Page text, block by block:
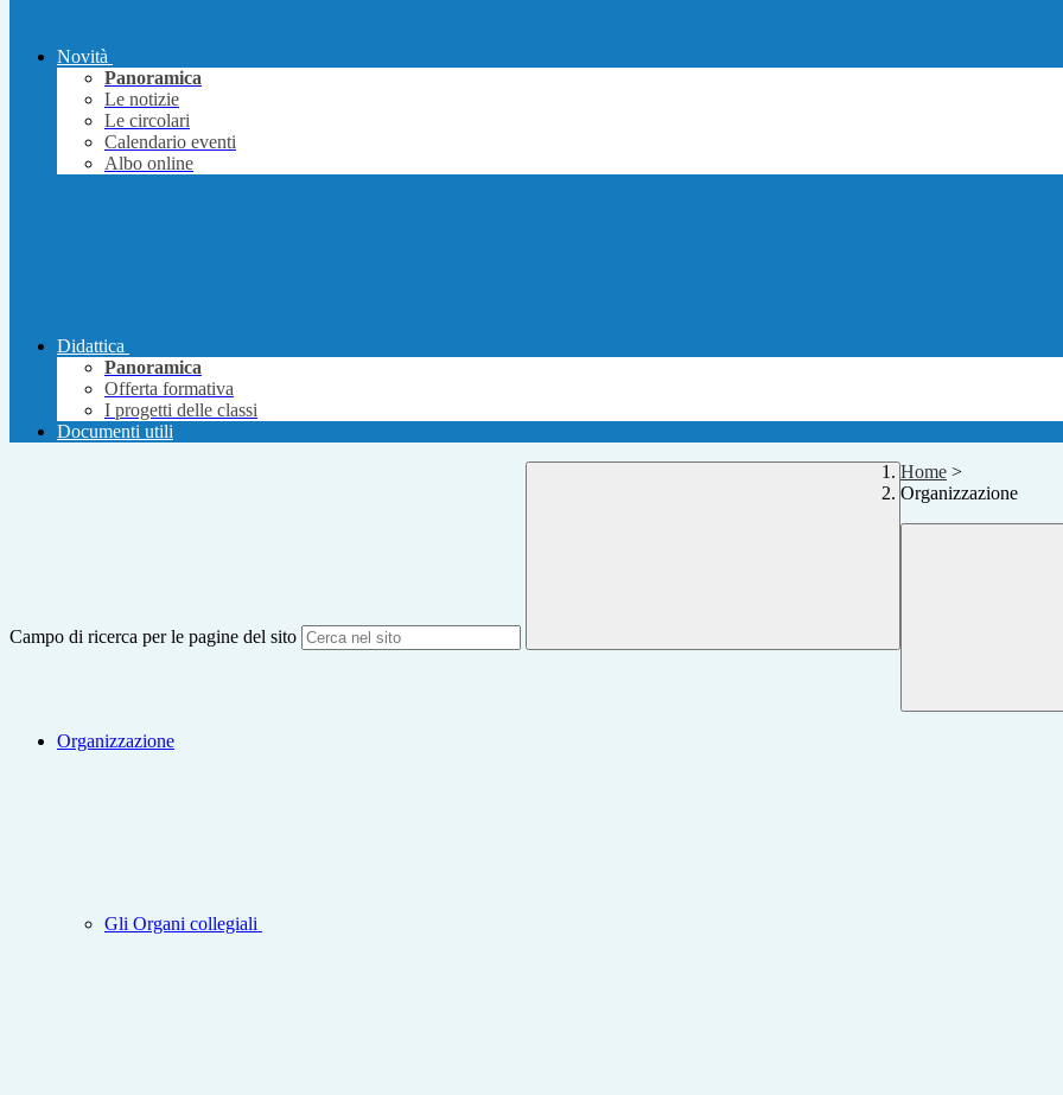
Novità
Panoramica
Le notizie
Le circolari
Calendario eventi
Albo online
Didattica
Panoramica
Offerta formativa
I progetti delle classi
Documenti utili
Campo di ricerca per le pagine del sito
Home >
Organizzazione
Organizzazione
Gli Organi collegiali